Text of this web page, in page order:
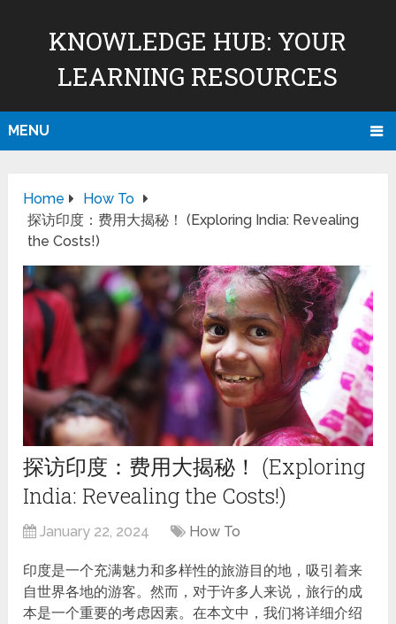
KNOWLEDGE HUB: YOUR
LEARNING RESOURCES
MENU
Home
How To
探访印度：费用大揭秘！ (Exploring India: Revealing
the Costs!)
探访印度：费用大揭秘！ (Exploring
India: Revealing the Costs!)
January 22, 2024 How To
印度是一个充满魅力和多样性的旅游目的地，吸引着来
自世界各地的游客。然而，对于许多人来说，旅行的成
本是一个重要的考虑因素。在本文中，我们将详细介绍